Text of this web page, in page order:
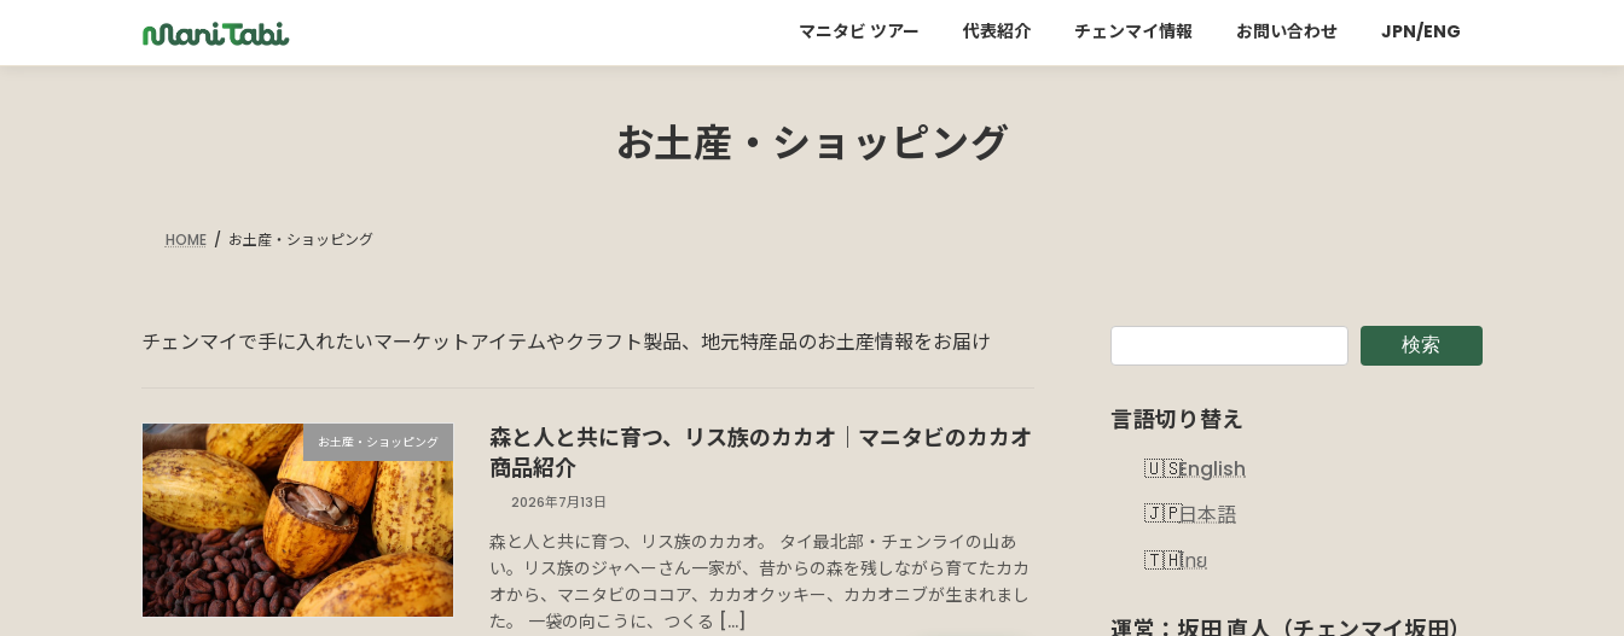
マニタビ ツアー 代表紹介 チェンマイ情報 お問い合わせ JPN/ENG
お土産・ショッピング
HOME お土産・ショッピング
チェンマイで手に入れたいマーケットアイテムやクラフト製品、地元特産品のお土産情報をお届け
お土産・ショッピング
森と人と共に育つ、リス族のカカオ｜マニタビのカカオ
商品紹介
2026年7月13日
森と人と共に育つ、リス族のカカオ。 タイ最北部・チェンライの山あ
い。リス族のジャヘーさん一家が、昔からの森を残しながら育てたカカ
オから、マニタビのココア、カカオクッキー、カカオニブが生まれまし
た。 一袋の向こうに、つくる […]
検索
言語切り替え
English
日本語
ไทย
運営：坂田 直人（チェンマイ坂田）